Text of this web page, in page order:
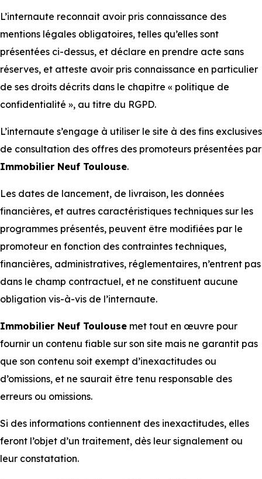
L’internaute reconnait avoir pris connaissance des
mentions légales obligatoires, telles qu’elles sont
présentées ci-dessus, et déclare en prendre acte sans
réserves, et atteste avoir pris connaissance en particulier
de ses droits décrits dans le chapitre « politique de
confidentialité », au titre du RGPD.
L’internaute s’engage à utiliser le site à des fins exclusives
de consultation des offres des promoteurs présentées par
Immobilier Neuf Toulouse.
Les dates de lancement, de livraison, les données
financières, et autres caractéristiques techniques sur les
programmes présentés, peuvent être modifiées par le
promoteur en fonction des contraintes techniques,
financières, administratives, réglementaires, n’entrent pas
dans le champ contractuel, et ne constituent aucune
obligation vis-à-vis de l’internaute.
Immobilier Neuf Toulouse met tout en œuvre pour
fournir un contenu fiable sur son site mais ne garantit pas
que son contenu soit exempt d’inexactitudes ou
d’omissions, et ne saurait être tenu responsable des
erreurs ou omissions.
Si des informations contiennent des inexactitudes, elles
feront l’objet d’un traitement, dès leur signalement ou
leur constatation.